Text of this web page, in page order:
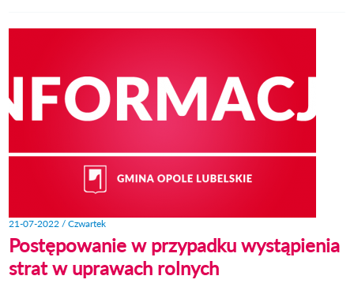
21-07-2022 / Czwartek
Postępowanie w przypadku wystąpienia
strat w uprawach rolnych